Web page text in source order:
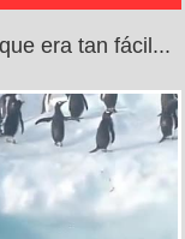
era tan fácil...